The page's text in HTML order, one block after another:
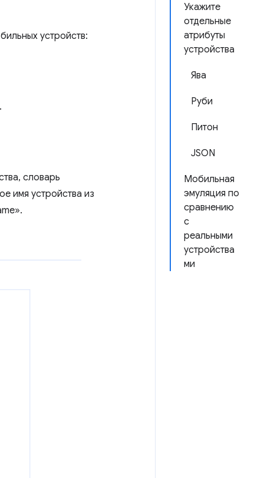
Укажите
отдельные
атрибуты
устройства
Ява
Руби
Питон
JSON
Мобильная
эмуляция по
сравнению
с
реальными
устройства
ми
устройств:
словарь
имя устройства из